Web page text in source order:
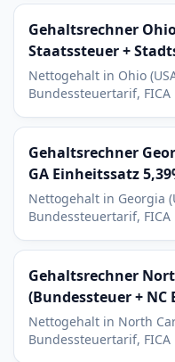
Pittsburgh und die
Gehaltsrechner
Staatssteuer +
Nettogehalt in Ohio
Bundessteuertarif,
Columbus oder
Gehaltsrechner
GA Einheitssatz
Nettogehalt in Georgia
Bundessteuertarif,
Steuerabbau bis 2029.
Gehaltsrechner
(Bundessteuer + NC
Nettogehalt in North
Bundessteuertarif, FICA